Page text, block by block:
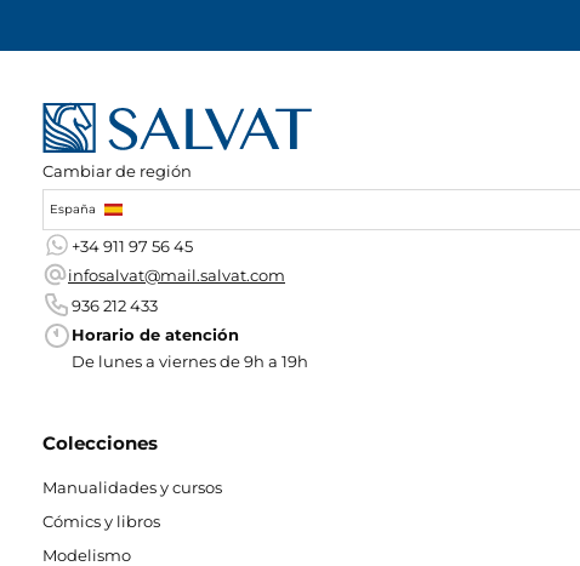
Cambiar de región
España
+34 911 97 56 45
infosalvat@mail.salvat.com
936 212 433
Horario de atención
De lunes a viernes de 9h a 19h
Colecciones
Manualidades y cursos
Cómics y libros
Modelismo